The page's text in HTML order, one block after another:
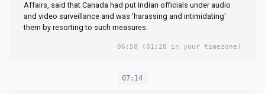
Affairs, said that Canada had put Indian officials under audio
and video surveillance and was 'harassing and intimidating'
them by resorting to such measures.
06:58 (01:28 in your timezone)
07:14